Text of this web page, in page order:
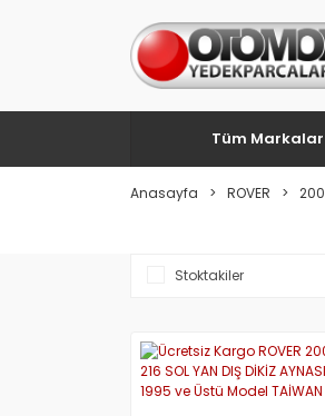
Tüm Markalar
Anasayfa ROVER 200
Stoktakiler